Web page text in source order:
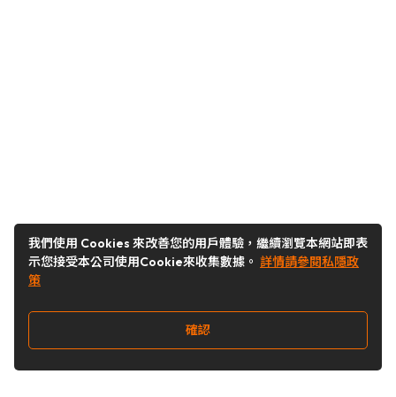
我們使用 Cookies 來改善您的用戶體驗，繼續瀏覽本網站即表
示您接受本公司使用Cookie來收集數據。 詳情請參閱私隱政
策
確認